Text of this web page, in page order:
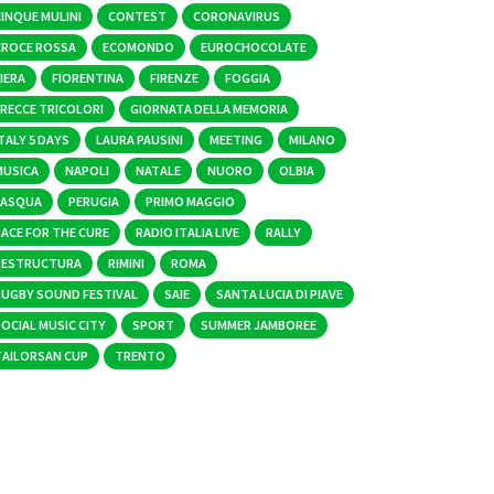
MULINI CONTEST
CORONAVIRUS
ROSSA
ECOMONDO
EUROCHOCOLATE
FIORENTINA FIRENZE
FOGGIA
TRICOLORI
GIORNATA DELLA MEMORIA
5 DAYS
LAURA PAUSINI MEETING
MILANO
NAPOLI NATALE NUORO
OLBIA
PERUGIA
PRIMO MAGGIO
FOR THE CURE
RADIO ITALIA LIVE
RALLY
RIMINI
ROMA
SOUND FESTIVAL
SAIE
SANTA LUCIA DI PIAVE
MUSIC CITY
SPORT
SUMMER JAMBOREE
CUP
TRENTO